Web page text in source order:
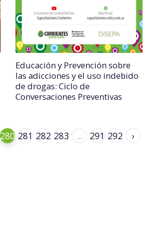
Educación y Prevención sobre
las adicciones y el uso indebido
de drogas: Ciclo de
Conversaciones Preventivas
280 281 282 283 ... 291 292 ›